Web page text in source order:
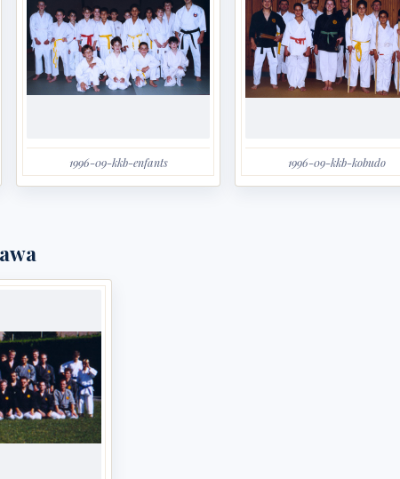
1996-09-kkb-enfants 1996-09-kkb-kobudo